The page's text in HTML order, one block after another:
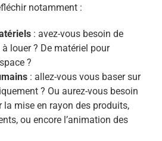
notamment :
: avez-vous besoin de
louer ? De matériel pour
?
: allez-vous vous baser sur
? Ou aurez-vous besoin
la mise en rayon des produits,
ou encore l’animation des